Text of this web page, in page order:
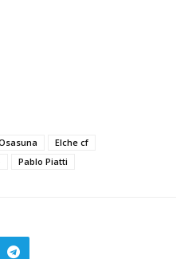
Elche cf
Pablo Piatti